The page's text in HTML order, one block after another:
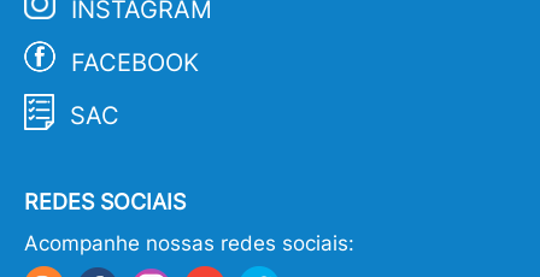
INSTAGRAM
FACEBOOK
SAC
REDES SOCIAIS
Acompanhe nossas redes sociais: